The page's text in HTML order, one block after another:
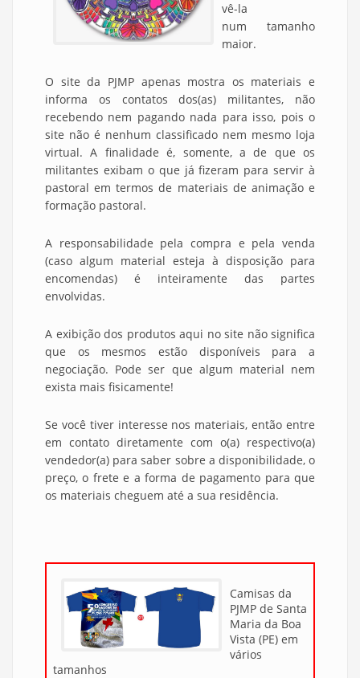
vê-la
num tamanho
maior.
O site da PJMP apenas mostra os materiais e
informa os contatos dos(as) militantes, não
recebendo nem pagando nada para isso, pois o
site não é nenhum classificado nem mesmo loja
virtual. A finalidade é, somente, a de que os
militantes exibam o que já fizeram para servir à
pastoral em termos de materiais de animação e
formação pastoral.
A responsabilidade pela compra e pela venda
(caso algum material esteja à disposição para
encomendas) é inteiramente das partes
envolvidas.
A exibição dos produtos aqui no site não significa
que os mesmos estão disponíveis para a
negociação. Pode ser que algum material nem
exista mais fisicamente!
Se você tiver interesse nos materiais, então entre
em contato diretamente com o(a) respectivo(a)
vendedor(a) para saber sobre a disponibilidade, o
preço, o frete e a forma de pagamento para que
os materiais cheguem até a sua residência.
Camisas da
PJMP de Santa
Maria da Boa
Vista (PE) em
vários
tamanhos